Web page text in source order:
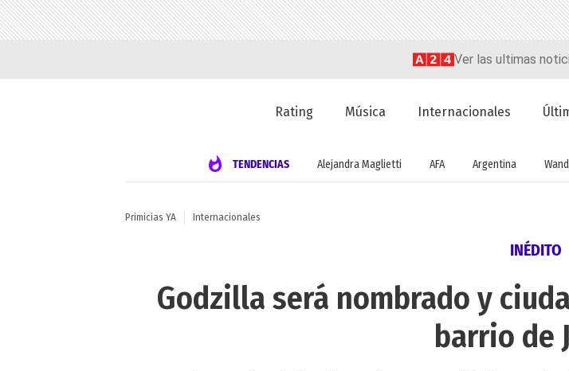
Ver las ultimas
Rating Música Internacionales
TENDENCIAS Alejandra Maglietti AFA Argentina
Primicias YA Internacionales
INÉDITO
Godzilla será nombrado y
barrio de